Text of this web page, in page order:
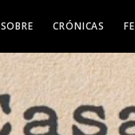
SOBRE CRÓNICAS